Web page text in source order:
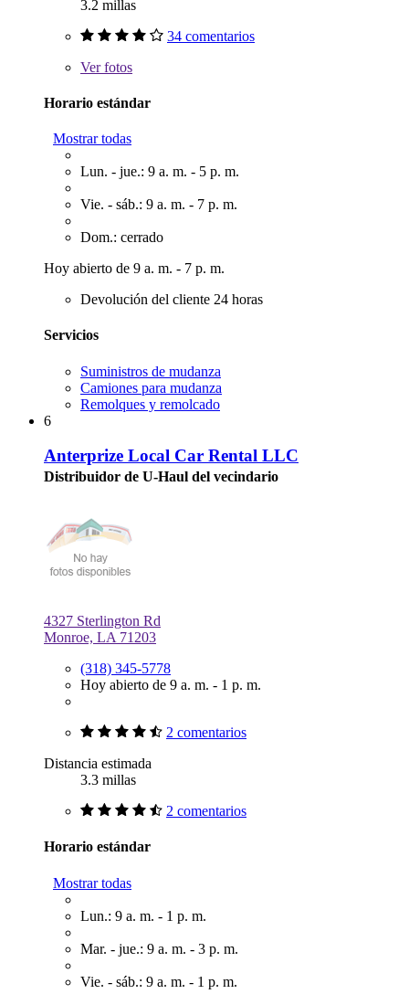
3.2 millas
34 comentarios
Verfotos
Horario estándar
Mostrar todas
Lun. - jue.: 9 a. m. - 5 p. m.
Vie. - sáb.: 9 a. m. - 7 p. m.
Dom.: cerrado
Hoy abierto de 9 a. m. - 7 p. m.
Devolución del cliente 24 horas
Servicios
Suministros de mudanza
Camiones para mudanza
Remolques y remolcado
6
Anterprize Local Car Rental LLC
Distribuidor de U-Haul del vecindario
4327 Sterlington Rd
Monroe, LA 71203
(318) 345-5778
Hoy abierto de 9 a. m. - 1 p. m.
2 comentarios
Distancia estimada
3.3 millas
2 comentarios
Horario estándar
Mostrar todas
Lun.: 9 a. m. - 1 p. m.
Mar. - jue.: 9 a. m. - 3 p. m.
Vie. - sáb.: 9 a. m. - 1 p. m.